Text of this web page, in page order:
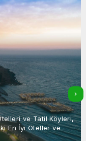
ve Tatil Köyleri,
En İyi Oteller ve